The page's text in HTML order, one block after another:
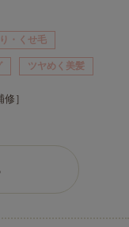
・くせ毛
ツヤめく美髪
］